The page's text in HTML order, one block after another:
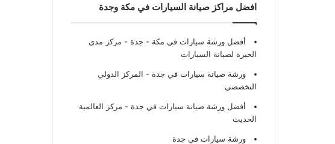
افضل مراكز صيانة السيارات في مكة وجدة
أفضل ورشة سيارات في مكة - جدة - مركز مدى
الخبرة لصيانة السيارات
ورشة صيانة سيارات في جدة - المركز الدولي
التخصصي
أفضل ورشة صيانة سيارات في جدة - مركز العالمية
الحديث
ورشة سيارات في جدة